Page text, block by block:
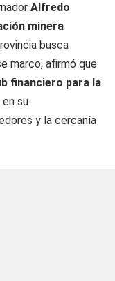
Alfredo
minera
busca
marco, afirmó que
financiero para la
en su
y la cercanía